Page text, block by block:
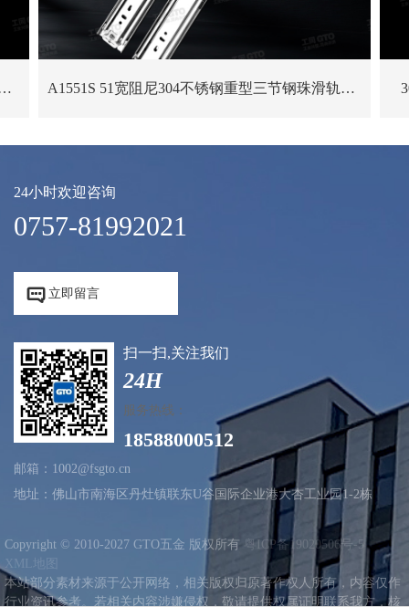
锈钢重型三节钢珠滑轨工业设备缓冲滑轨 A1551S 51宽阻尼304不锈钢重型三节钢珠滑轨自动化设备缓冲滑轨
24小时欢迎咨询
0757-81992021
 立即留言
扫一扫,关注我们
24H
服务热线：
18588000512
邮箱：1002@fsgto.cn
地址：佛山市南海区丹灶镇联东U谷国际企业港大杏工业园1-2栋
Copyright © 2010-2027 GTO五金 版权所有 粤ICP备19020506号-5
XML地图
本站部分素材来源于公开网络，相关版权归原著作权人所有，内容仅作
行业资讯参考。若相关内容涉嫌侵权，敬请提供权属证明联系我方，核